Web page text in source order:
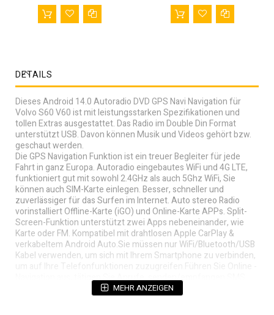
DETAILS
Dieses Android 14.0 Autoradio DVD GPS Navi Navigation für
Volvo S60 V60 ist mit leistungsstarken Spezifikationen und
tollen Extras ausgestattet. Das Radio im Double Din Format
unterstützt USB. Davon können Musik und Videos gehört bzw.
geschaut werden.
Die GPS Navigation Funktion ist ein treuer Begleiter für jede
Fahrt in ganz Europa. Autoradio eingebautes WiFi und 4G LTE,
funktioniert gut mit sowohl 2.4GHz als auch 5Ghz WiFi, Sie
können auch SIM-Karte einlegen. Besser, schneller und
zuverlässiger für das Surfen im Internet. Auto stereo Radio
vorinstalliert Offline-Karte (iGO) und Online-Karte APPs. Split-
Screen-Funktion unterstützt zwei Apps nebeneinander, wie
Karte oder FM. Kompatibel mit drahtlosen Apple CarPlay &
verkabeltem Android Auto.Sie müssen nur WiFi/Bluetooth/USB
Kabel verwenden, um sich mit Ihrem Smartphone zu verbinden,
um auf Ihre Telefonfunktionen zuzugreifen.Führen Sie Online -
Navigation aus, tätigen Sie Anrufe, senden/empfangen SMS,
hören Sie Musik/Podcasts in CarPlay oder Android Auto an,
während Sie sich auf das Fahren konzentrieren. Der DSP-Chip in
MEHR ANZEIGEN